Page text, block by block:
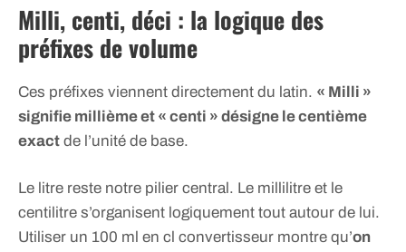
Milli, centi, déci : la logique des
préfixes de volume
Ces préfixes viennent directement du latin. « Milli »
signifie millième et « centi » désigne le centième
exact de l’unité de base.
Le litre reste notre pilier central. Le millilitre et le
centilitre s’organisent logiquement tout autour de lui.
Utiliser un 100 ml en cl convertisseur montre qu’on